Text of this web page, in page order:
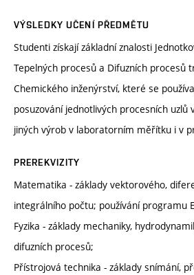
VÝSLEDKY UČENÍ PŘEDMĚTU
Studenti získají základní znalosti
Tepelných procesů a Difuzních procesů
Chemického inženýrství, které se
posuzování jednotlivých procesních uzlů
jiných výrob v laboratorním měřítku i v
PREREKVIZITY
Matematika - základy vektorového,
integrálního počtu; používání programu
Fyzika - základy mechaniky,
difuzních procesů;
Přístrojová technika - základy snímání,